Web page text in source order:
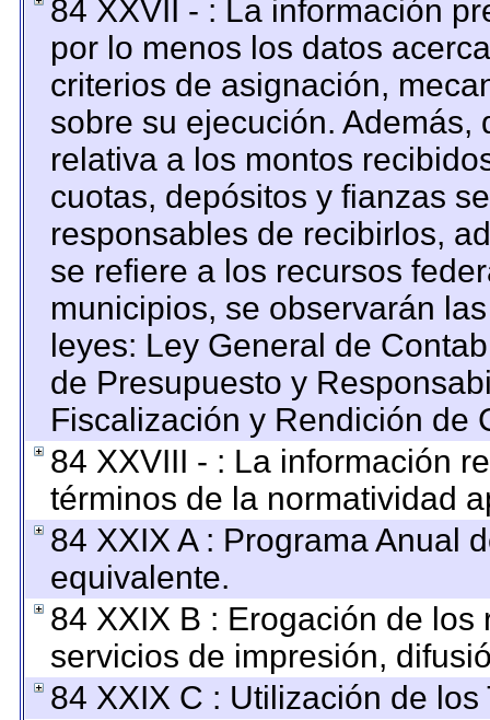
84 XXVII - : La información
por lo menos los datos
criterios de asignación,
sobre su ejecución.
relativa a los montos
cuotas, depósitos y fianzas
responsables de recibirlos,
se refiere a los recursos
municipios, se observarán
leyes: Ley General de
de Presupuesto y
Fiscalización y Rendición de
84 XXVIII - : La información
términos de la normatividad
84 XXIX A : Programa Anual
equivalente.
84 XXIX B : Erogación de
servicios de impresión,
84 XXIX C : Utilización de